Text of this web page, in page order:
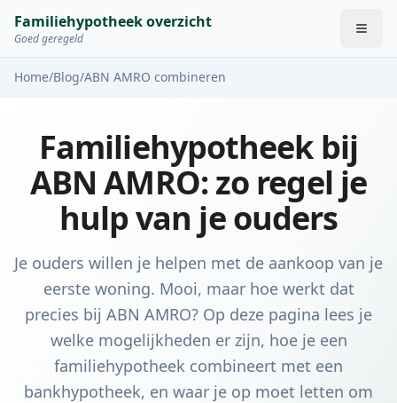
Familiehypotheek overzicht
Goed geregeld
Home/Blog/ABN AMRO combineren
Familiehypotheek bij
ABN AMRO: zo regel je
hulp van je ouders
Je ouders willen je helpen met de aankoop van je
eerste woning. Mooi, maar hoe werkt dat
precies bij ABN AMRO? Op deze pagina lees je
welke mogelijkheden er zijn, hoe je een
familiehypotheek combineert met een
bankhypotheek, en waar je op moet letten om